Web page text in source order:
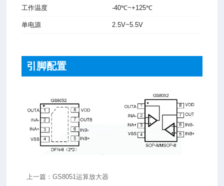
工作温度 -40℃~+125℃
单电源 2.5V~5.5V
引脚配置
上一篇：GS8051运算放大器